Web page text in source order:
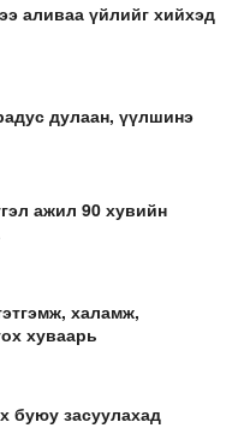
аливаа үйлийг хийхэд
дулаан, үүлшинэ
ажил 90 хувийн
халамж,
хуваарь
буюу засуулахад